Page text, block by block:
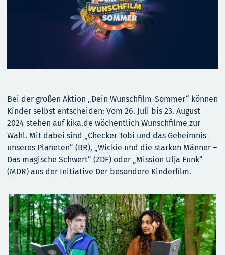
Bei der großen Aktion „Dein Wunschfilm-Sommer“ können
Kinder selbst entscheiden: Vom 26. Juli bis 23. August
2024 stehen auf kika.de wöchentlich Wunschfilme zur
Wahl. Mit dabei sind „Checker Tobi und das Geheimnis
unseres Planeten“ (BR), „Wickie und die starken Männer –
Das magische Schwert“ (ZDF) oder „Mission Ulja Funk“
(MDR) aus der Initiative Der besondere Kinderfilm.